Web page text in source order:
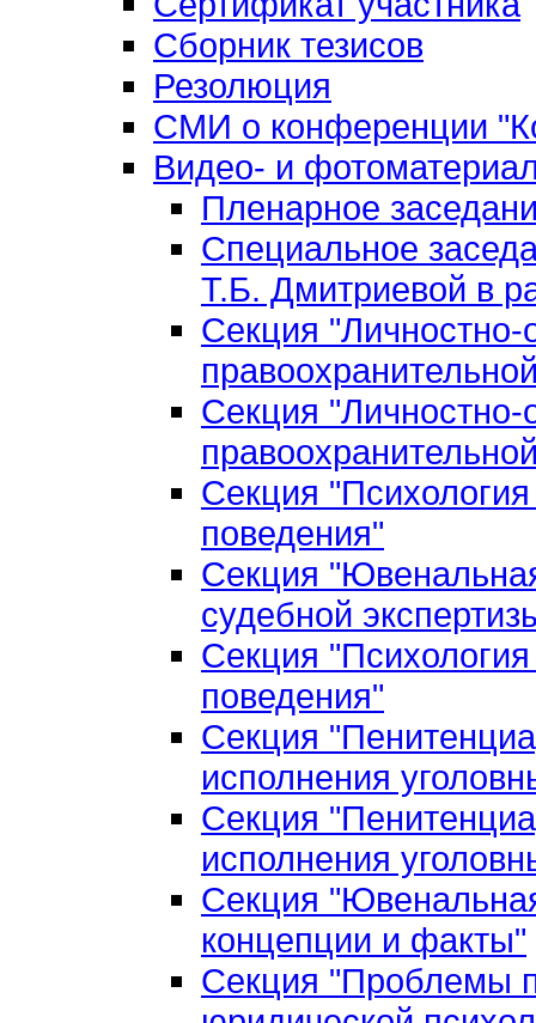
Сборник тезисов
Резолюция
СМИ о конференции
Видео- и
Пленарное
Специальное
Т.Б. Дмитриевой в
Секция "Личностно-
Секция "Личностно-
Секция
поведения"
Секция
судебной
Секция
поведения"
Секция
исполнения
Секция
исполнения
Секция
концепции и факты"
Секция "Проблемы